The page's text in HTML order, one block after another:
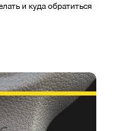
и куда обратиться